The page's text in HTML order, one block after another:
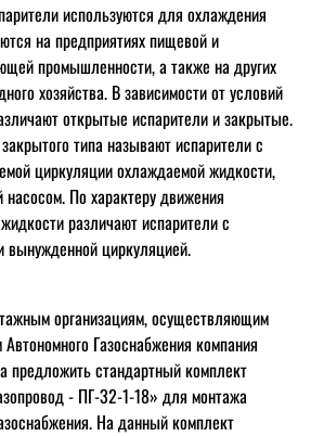
используются для охлаждения
на предприятиях пищевой и
промышленности, а также на других
хозяйства. В зависимости от условий
открытые испарители и закрытые.
типа называют испарители с
циркуляции охлаждаемой жидкости,
насосом. По характеру движения
различают испарители с
вынужденной циркуляцией.
организациям, осуществляющим
Газоснабжения компания
предложить стандартный комплект
- ПГ-32-1-18» для монтажа
На данный комплект